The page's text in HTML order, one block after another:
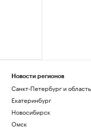
Новости регионов
Санкт-Петербург и область
Екатеринбург
Новосибирск
Омск